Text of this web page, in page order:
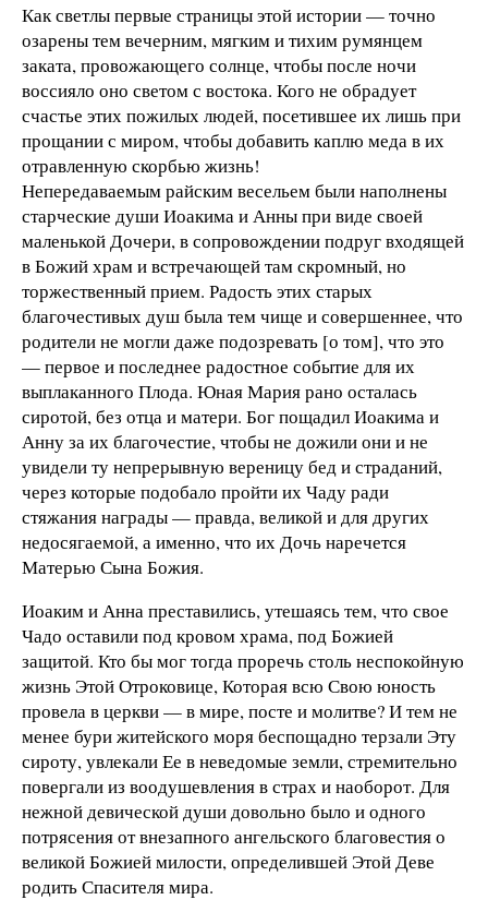
Как светлы первые страницы этой истории — точно
озарены тем вечерним, мягким и тихим румянцем
заката, провожающего солнце, чтобы после ночи
воссияло оно светом с востока. Кого не обрадует
счастье этих пожилых людей, посетившее их лишь при
прощании с миром, чтобы добавить каплю меда в их
отравленную скорбью жизнь!
Непередаваемым райским весельем были наполнены
старческие души Иоакима и Анны при виде своей
маленькой Дочери, в сопровождении подруг входящей
в Божий храм и встречающей там скромный, но
торжественный прием. Радость этих старых
благочестивых душ была тем чище и совершеннее, что
родители не могли даже подозревать [о том], что это
— первое и последнее радостное событие для их
выплаканного Плода. Юная Мария рано осталась
сиротой, без отца и матери. Бог пощадил Иоакима и
Анну за их благочестие, чтобы не дожили они и не
увидели ту непрерывную вереницу бед и страданий,
через которые подобало пройти их Чаду ради
стяжания награды — правда, великой и для других
недосягаемой, а именно, что их Дочь наречется
Матерью Сына Божия.
Иоаким и Анна преставились, утешаясь тем, что свое
Чадо оставили под кровом храма, под Божией
защитой. Кто бы мог тогда проречь столь неспокойную
жизнь Этой Отроковице, Которая всю Свою юность
провела в церкви — в мире, посте и молитве? И тем не
менее бури житейского моря беспощадно терзали Эту
сироту, увлекали Ее в неведомые земли, стремительно
повергали из воодушевления в страх и наоборот. Для
нежной девической души довольно было и одного
потрясения от внезапного ангельского благовестия о
великой Божией милости, определившей Этой Деве
родить Спасителя мира.